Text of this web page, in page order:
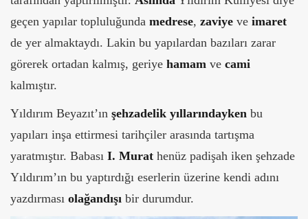
geçen yapılar topluluğunda medrese, zaviye ve imaret
de yer almaktaydı. Lakin bu yapılardan bazıları zarar
görerek ortadan kalmış, geriye hamam ve cami
kalmıştır.
Yıldırım Beyazıt’ın şehzadelik yıllarındayken bu
yapıları inşa ettirmesi tarihçiler arasında tartışma
yaratmıştır. Babası I. Murat henüz padişah iken şehzade
Yıldırım’ın bu yaptırdığı eserlerin üzerine kendi adını
yazdırması olağandışı bir durumdur.